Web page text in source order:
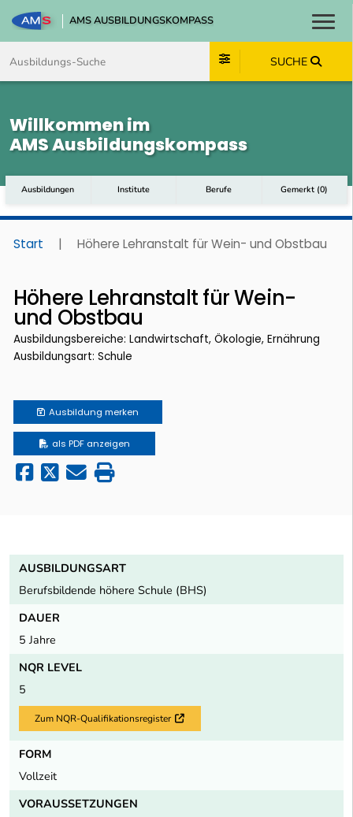
AMS AUSBILDUNGSKOMPASS
SUCHE
Willkommen im
AMS Ausbildungskompass
Ausbildungen Institute Berufe Gemerkt (0)
Start | Höhere Lehranstalt für Wein- und Obstbau
Höhere Lehranstalt für Wein-
und Obstbau
Ausbildungsbereiche: Landwirtschaft, Ökologie, Ernährung
Ausbildungsart: Schule
Ausbildung merken
als PDF anzeigen
AUSBILDUNGSART
Berufsbildende höhere Schule (BHS)
DAUER
5 Jahre
NQR LEVEL
5
Zum NQR-Qualifikationsregister Externer Link
FORM
Vollzeit
VORAUSSETZUNGEN